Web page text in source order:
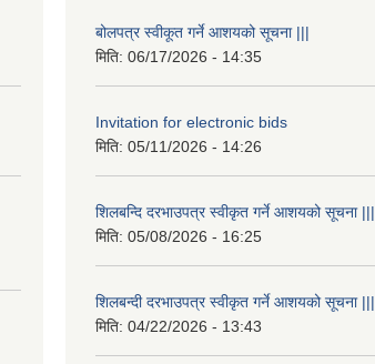
बोलपत्र स्वीकूत गर्ने आशयको सूचना |||
मिति: 06/17/2026 - 14:35
Invitation for electronic bids
मिति: 05/11/2026 - 14:26
शिलबन्दि दरभाउपत्र स्वीकृत गर्ने आशयको सूचना |||
मिति: 05/08/2026 - 16:25
शिलबन्दी दरभाउपत्र स्वीकृत गर्ने आशयको सूचना |||
मिति: 04/22/2026 - 13:43